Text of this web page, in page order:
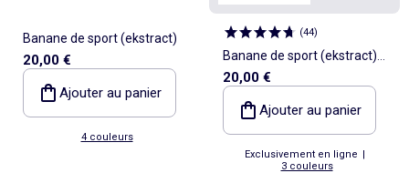
Banane de sport (ekstract)
20,00 €
Ajouter au panier
4 couleurs
(44)
Banane de sport (ekstract)
avec poches extérieures et
intérieures 15x40 cm
20,00 €
Ajouter au panier
Exclusivement en ligne |
3 couleurs